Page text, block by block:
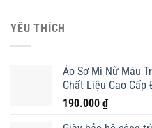
YÊU THÍCH
Áo Sơ Mi Nữ Màu
Chất Liệu Cao Cấp
190.000 ₫